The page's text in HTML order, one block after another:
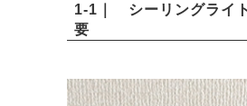
1-1｜ シーリングライ
要